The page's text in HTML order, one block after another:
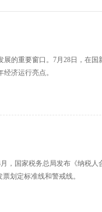
重要窗口。7月28日，在国
济运行亮点。
国家税务总局发布《纳税人
划定标准线和警戒线。